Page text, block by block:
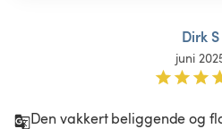
Dirk S
juni
Den vakkert beliggende og